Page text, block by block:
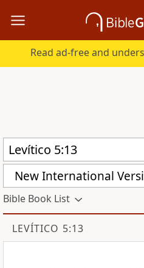
Read ad-free and
New International
Bible Book List
LEVÍTICO 5:13